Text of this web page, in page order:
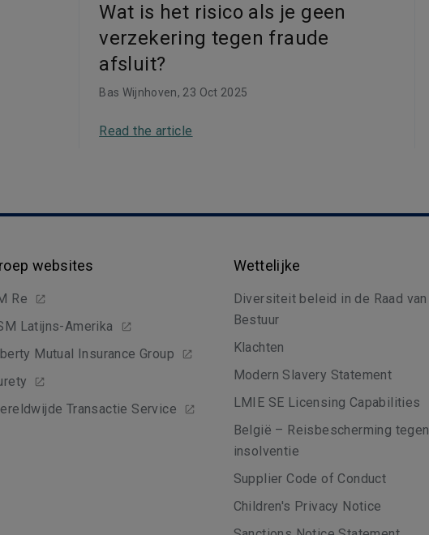
Wat is het risico als je geen
verzekering tegen fraude
afsluit?
Bas Wijnhoven, 23 Oct 2025
Read the article
websites
Re
Latijns-Amerika
Mutual Insurance Group
Transactie Service
Wettelijke
Diversiteit beleid in de Raad van
Bestuur
Klachten
Modern Slavery Statement
LMIE SE Licensing Capabilities
België – Reisbescherming tegen
insolventie
Supplier Code of Conduct
Children's Privacy Notice